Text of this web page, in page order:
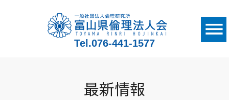
Tel.076-441-1577
最新情報